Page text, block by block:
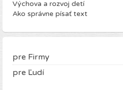
Výchova a rozvoj detí
Ako správne písať text
pre Firmy
pre Ľudí